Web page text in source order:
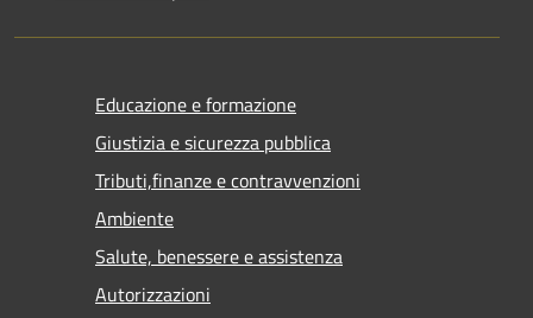
Educazione e formazione
Giustizia e sicurezza pubblica
Tributi,finanze e contravvenzioni
Ambiente
Salute, benessere e assistenza
Autorizzazioni